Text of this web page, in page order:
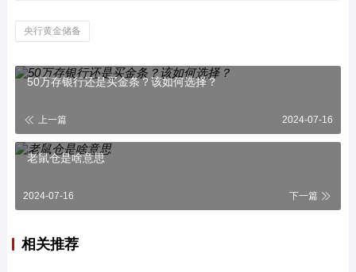
央行黄金储备
50万存银行还是买金条？该如何选择？
上一篇 2024-07-16
老鼠仓是啥意思
2024-07-16 下一篇
相关推荐